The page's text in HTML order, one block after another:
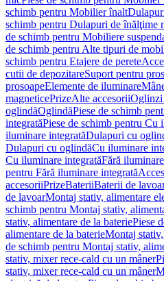
schimb pentru Mobilier înalt
schimb pentru Dulapuri de înălţime
de schimb pentru Mobiliere
de schimb pentru Alte tipuri de
schimb pentru Etajere de perete
cutii de depozitareSuport pentru
prosoapeElemente de iluminare
magneticePrizeAlte accesoriiOglinzi
oglindăOglindăPiese de schimb
integratăPiese de schimb pentru Cu
iluminare integratăDulapuri cu
Dulapuri cu oglindăCu iluminare
Cu iluminare integratăFără
pentru Fără iluminare integrată
accesoriiPrizeBateriiBaterii de
de lavoarMontaj stativ, alimentare
schimb pentru Montaj stativ,
stativ, alimentare de la bateriePiese
alimentare de la baterieMontaj
de schimb pentru Montaj stativ,
stativ, mixer rece-cald cu un mâner
stativ, mixer rece-cald cu un mâner